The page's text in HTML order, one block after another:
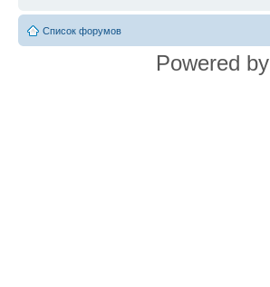
Список форумов
Powered by